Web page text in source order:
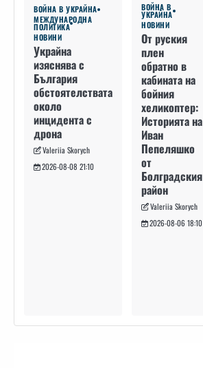
ВОЙНА В УКРАЙНА
МЕЖДУНАРОДНА
ПОЛИТИКА
НОВИНИ
Украйна
изяснява с
България
обстоятелствата
около
инцидента с
дрона
Valeriia Skorych
2026-08-08 21:10
ВОЙНА В
УКРАЙНА
НОВИНИ
От руския
плен
обратно в
кабината на
бойния
хеликоптер:
Историята на
Иван
Пепеляшко
от
Болградския
район
Valeriia Skorych
2026-08-06 18:10